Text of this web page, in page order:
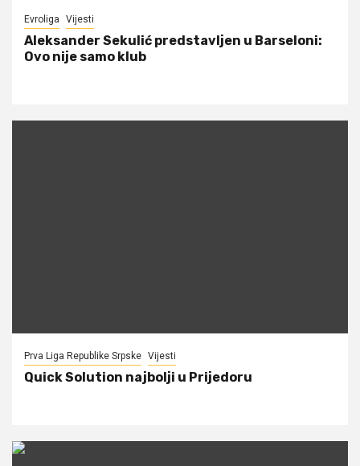
Evroliga Vijesti
Aleksander Sekulić predstavljen u Barseloni:
Ovo nije samo klub
Prva Liga Republike Srpske Vijesti
Quick Solution najbolji u Prijedoru